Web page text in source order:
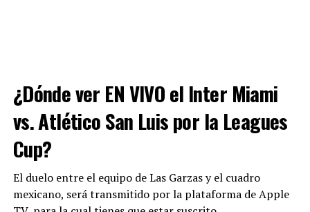
¿Dónde ver EN VIVO el Inter Miami
vs. Atlético San Luis por la Leagues
Cup?
El duelo entre el equipo de Las Garzas y el cuadro
mexicano, será transmitido por la plataforma de Apple